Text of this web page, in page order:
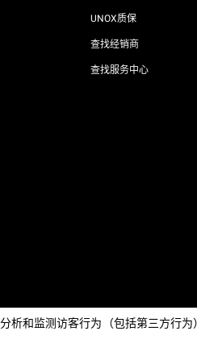
UNOX质保
查找经销商
查找服务中心
析和监测访客行为（包括第三方行